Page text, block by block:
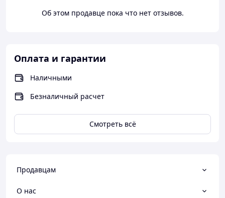
Об этом продавце пока что нет отзывов.
Оплата и гарантии
Наличными
Безналичный расчет
Смотреть всё
Продавцам
О нас